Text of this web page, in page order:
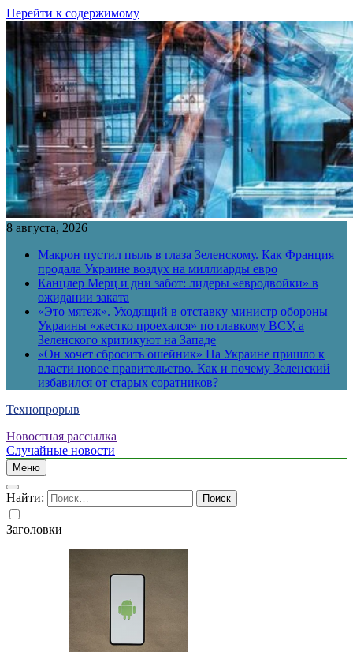
Перейти к содержимому
8 августа, 2026
Макрон пустил пыль в глаза Зеленскому. Как Франция
продала Украине воздух на миллиарды евро
Канцлер Мерц и дни забот: лидеры «евродвойки» в
ожидании заката
«Это мятеж». Уходящий в отставку министр обороны
Украины «жестко проехался» по главкому ВСУ, а
Зеленского критикуют на Западе
«Он хочет сбросить ошейник» На Украине пришло к
власти новое правительство. Как и почему Зеленский
избавился от старых соратников?
Технопрорыв
Новостная рассылка
Случайные новости
Меню
Найти:
Заголовки